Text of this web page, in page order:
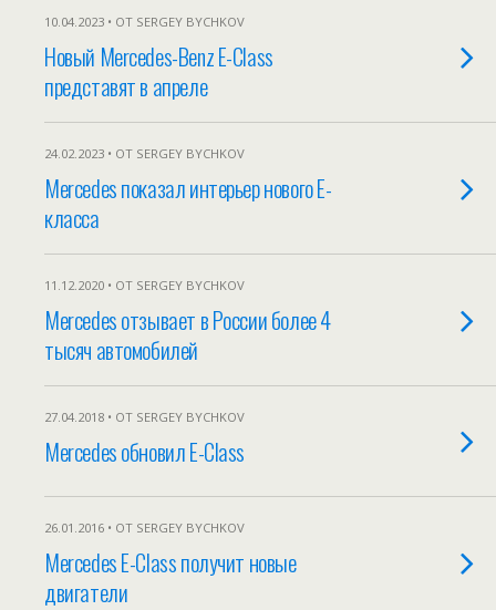
10.04.2023 • ОТ SERGEY BYCHKOV
Новый Mercedes-Benz E-Class
представят в апреле
24.02.2023 • ОТ SERGEY BYCHKOV
Mercedes показал интерьер нового E-
класса
11.12.2020 • ОТ SERGEY BYCHKOV
Mercedes отзывает в России более 4
тысяч автомобилей
27.04.2018 • ОТ SERGEY BYCHKOV
Mercedes обновил E-Class
26.01.2016 • ОТ SERGEY BYCHKOV
Mercedes E-Class получит новые
двигатели